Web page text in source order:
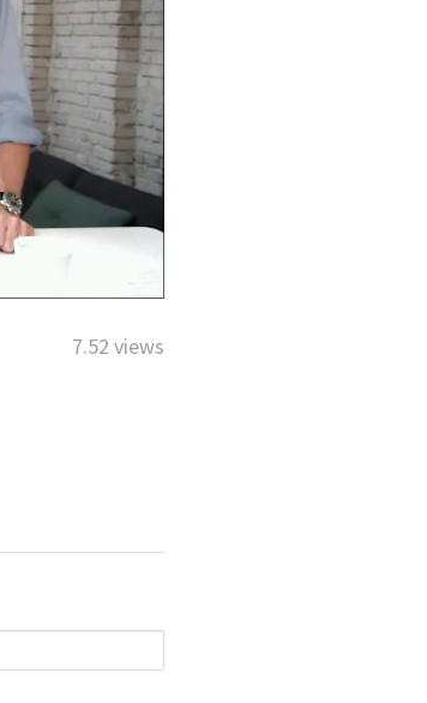
7.52 views